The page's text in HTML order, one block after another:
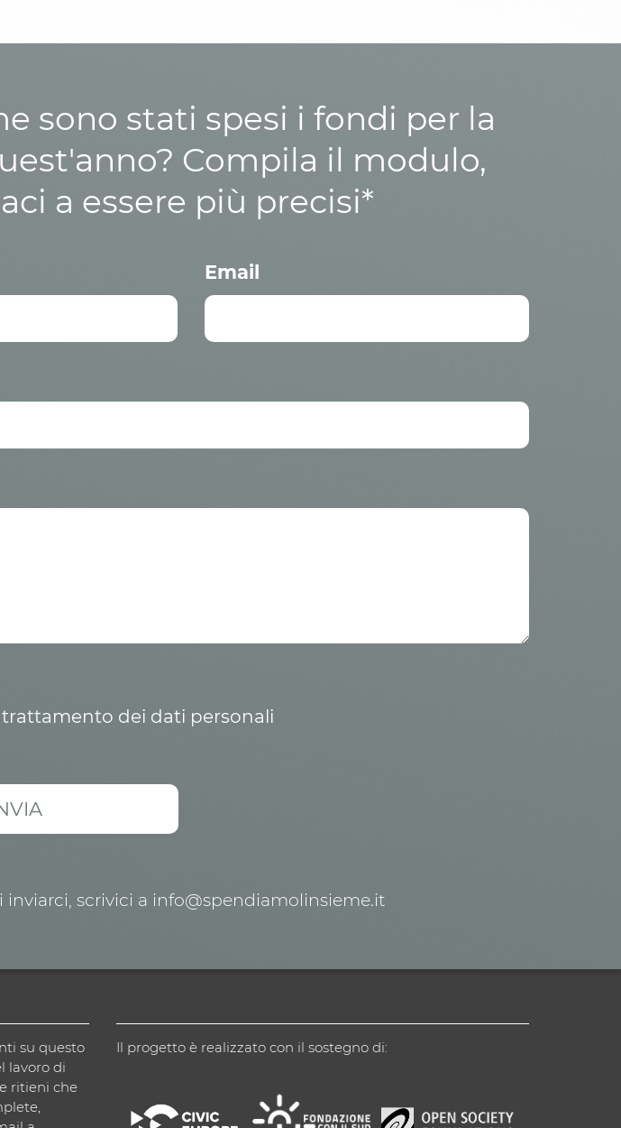
sono stati spesi i fondi per la
Compila il modulo,
a essere più precisi*
Email
trattamento dei dati personali
scrivici a info@spendiamolinsieme.it
su questo
lavoro di
ritieni che
Il progetto è realizzato con il sostegno di: